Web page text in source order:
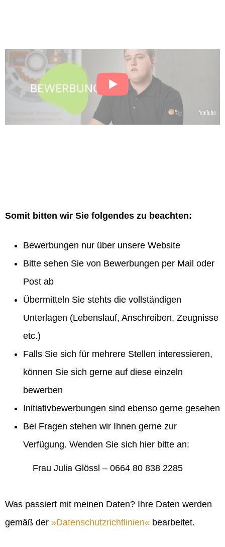
Somit bitten wir Sie folgendes zu beachten:
Bewerbungen nur über unsere Website
Bitte sehen Sie von Bewerbungen per Mail oder
Post ab
Übermitteln Sie stehts die vollständigen
Unterlagen (Lebenslauf, Anschreiben, Zeugnisse
etc.)
Falls Sie sich für mehrere Stellen interessieren,
können Sie sich gerne auf diese einzeln
bewerben
Initiativbewerbungen sind ebenso gerne gesehen
Bei Fragen stehen wir Ihnen gerne zur
Verfügung. Wenden Sie sich hier bitte an:
Frau Julia Glössl – 0664 80 838 2285
Was passiert mit meinen Daten? Ihre Daten werden
gemäß der
Datenschutzrichtlinien bearbeitet.